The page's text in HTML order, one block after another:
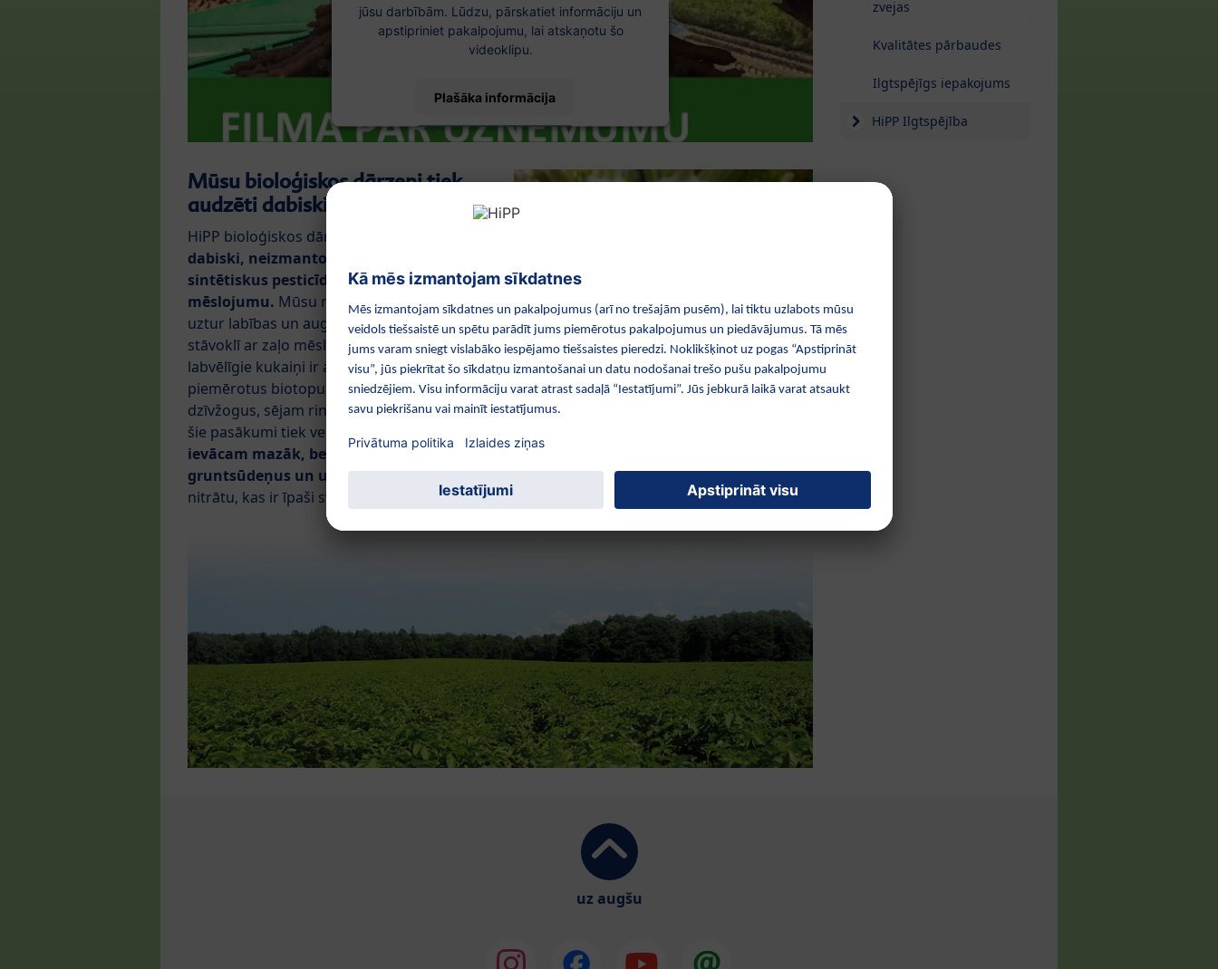
jūsu darbībām. Lūdzu, pārskatiet informāciju un
apstipriniet pakalpojumu, lai atskaņotu šo
videoklipu.
Plašāka informācija
Piekrist
Mūsu bioloģiskos dārzeņi tiek
audzēti dabiski
HiPP bioloģiskos dārzeņus audzē
dabiski, neizmantojot ķīmiskus vai
sintētiskus pesticīdus, insekticīdus vai
mēslojumu. Mūsu nolīgtie lauksaimnieki
uztur labības un augsnes veselību lieliskā
stāvoklī ar zaļo mēslojumu un inteliģento kultūru maiņas sistēmu, savukārt putni un
labvēlīgie kukaiņi ir atbildīgi par kaitēkļu kontroli. Mēs šiem mazajiem palīgiem izveidojam
piemērotus biotopus, lai palīdzētu viņiem apmesties HiPP laukos un pļavās: stādām
dzīvžogus, sējam rindas ar ziediem gar lauku malām un ierīkojam ligzdošanas būrus. Visi
šie pasākumi tiek veikti, lai saglabātu vārīgo ekoloģisko līdzsvaru.
ievācam mazāk, bet, izmantojot dabiskas metodes, mēs aizsargājam klimatu,
gruntsūdeņus un uzlabojam sastāvdaļu kvalitāti.Piemēram, HiPP spinātos ir ļoti maz
nitrātu, kas ir īpaši svarīgi mazuļu pārtikai.
zvejas
Kvalitātes pārbaudes
Ilgtspējīgs iepakojums
HiPP Ilgtspējība
uz augšu